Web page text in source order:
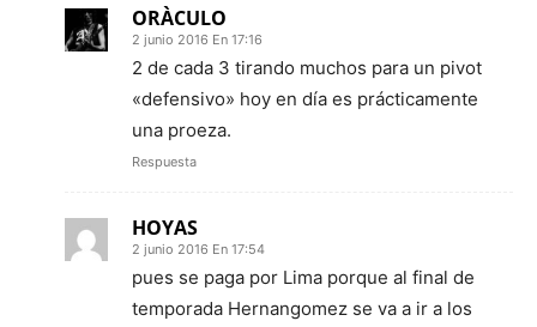
ORÀCULO
2 junio 2016 En 17:16
2 de cada 3 tirando muchos para un pivot
«defensivo» hoy en día es prácticamente
una proeza.
Respuesta
HOYAS
2 junio 2016 En 17:54
pues se paga por Lima porque al final de
temporada Hernangomez se va a ir a los